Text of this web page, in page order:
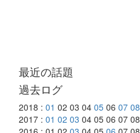
最近の話題
過去ログ
2018 : 01 02 03 04 05 06 07 08
2017 : 01 02 03 04 05 06 07 08